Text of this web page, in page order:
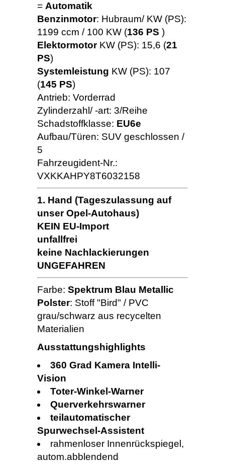
= Automatik
Benzinmotor: Hubraum/ KW (PS):
1199 ccm / 100 KW (136 PS )
Elektormotor KW (PS): 15,6 (21
PS)
Systemleistung KW (PS): 107
(145 PS)
Antrieb: Vorderrad
Zylinderzahl/ -art: 3/Reihe
Schadstoffklasse: EU6e
Aufbau/Türen: SUV geschlossen /
5
Fahrzeugident-Nr.:
VXKKAHPY8T6032158
1. Hand (Tageszulassung auf
unser Opel-Autohaus)
KEIN EU-Import
unfallfrei
keine Nachlackierungen
UNGEFAHREN
Farbe: Spektrum Blau Metallic
Polster: Stoff "Bird" / PVC
grau/schwarz aus recycelten
Materialien
Ausstattungshighlights
360 Grad Kamera Intelli-
Vision
Toter-Winkel-Warner
Querverkehrswarner
teilautomatischer
Spurwechsel-Assistent
rahmenloser Innenrückspiegel,
autom.abblendend